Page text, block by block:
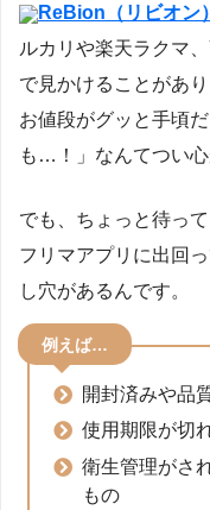
ReBion（リビオン
ルカリや楽天ラクマ
で見かけることがあり
お値段がグッと手頃
も…！」なんてつい心
でも、ちょっと待って
フリマアプリに出回
し穴があるんです。
例えば…
開封済みや品
使用期限が切
衛生管理がさ
もの